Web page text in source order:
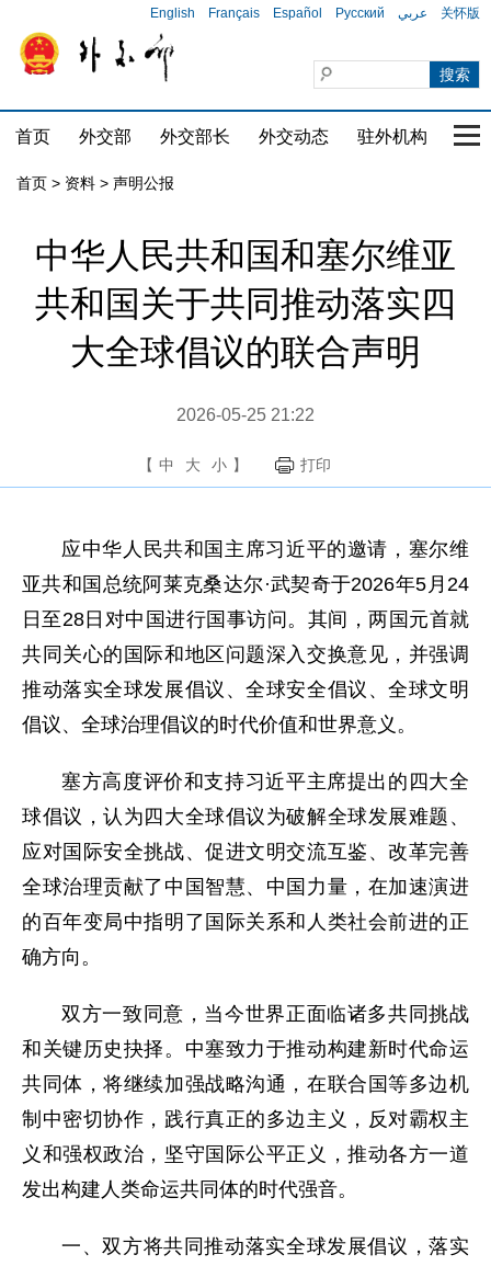
English Français Español Русский عربي 关怀版
首页 外交部 外交部长 外交动态 驻外机构 国
首页 > 资料 > 声明公报
中华人民共和国和塞尔维亚
共和国关于共同推动落实四
大全球倡议的联合声明
2026-05-25 21:22
【 中 大 小 】 打印
应中华人民共和国主席习近平的邀请，塞尔维
亚共和国总统阿莱克桑达尔·武契奇于2026年5月24
日至28日对中国进行国事访问。其间，两国元首就
共同关心的国际和地区问题深入交换意见，并强调
推动落实全球发展倡议、全球安全倡议、全球文明
倡议、全球治理倡议的时代价值和世界意义。
塞方高度评价和支持习近平主席提出的四大全
球倡议，认为四大全球倡议为破解全球发展难题、
应对国际安全挑战、促进文明交流互鉴、改革完善
全球治理贡献了中国智慧、中国力量，在加速演进
的百年变局中指明了国际关系和人类社会前进的正
确方向。
双方一致同意，当今世界正面临诸多共同挑战
和关键历史抉择。中塞致力于推动构建新时代命运
共同体，将继续加强战略沟通，在联合国等多边机
制中密切协作，践行真正的多边主义，反对霸权主
义和强权政治，坚守国际公平正义，推动各方一道
发出构建人类命运共同体的时代强音。
一、双方将共同推动落实全球发展倡议，落实